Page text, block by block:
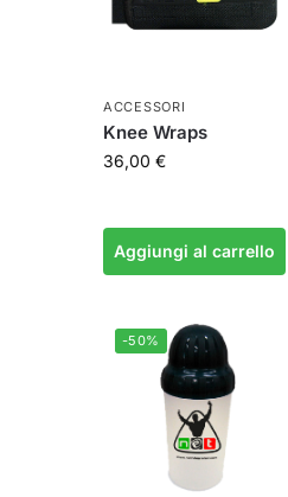
ACCESSORI
Knee Wraps
36,00 €
Aggiungi al carrello
-50%